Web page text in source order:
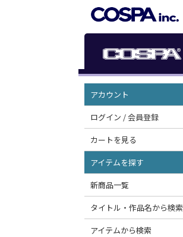
アカウント
ログイン / 会員登録
カートを見る
アイテムを探す
新商品一覧
タイトル・作品名から検索
アイテムから検索